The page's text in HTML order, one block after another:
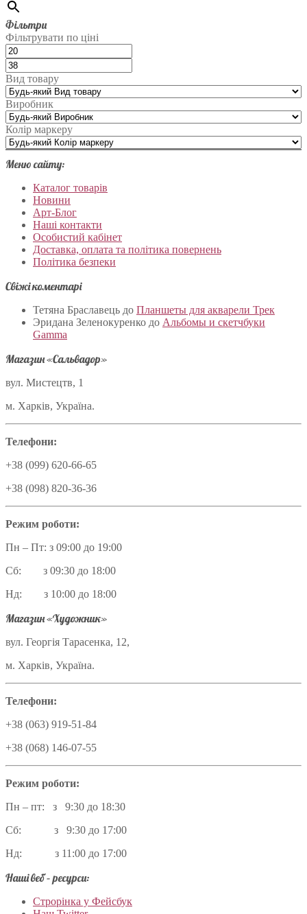
Фільтри
Фільтрувати по ціні
Вид товару
Виробник
Колір маркеру
Меню сайту:
Каталог товарів
Новини
Арт-Блог
Наші контакти
Особистий кабінет
Доставка, оплата та політика повернень
Політика безпеки
Свіжі коментарі
Тетяна Браславець до Планшеты для акварели Трек
Эридана Зеленокуренко до Альбомы и скетчбуки
Gamma
Магазин «Сальвадор»
вул. Мистецтв, 1
м. Харків, Україна.
Телефони:
+38 (099) 620-66-65
+38 (098) 820-36-36
Режим роботи:
Пн – Пт: з 09:00 до 19:00
Сб: з 09:30 до 18:00
Нд: з 10:00 до 18:00
Магазин «Художник»
вул. Георгія Тарасенка, 12,
м. Харків, Україна.
Телефони:
+38 (063) 919-51-84
+38 (068) 146-07-55
Режим роботи:
Пн – пт: з 9:30 до 18:30
Сб: з 9:30 до 17:00
Нд: з 11:00 до 17:00
Наші веб – ресурси:
Строрінка у Фейсбук